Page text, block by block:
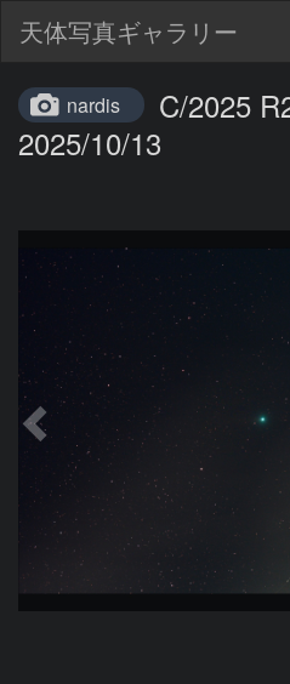
天体写真ギャラリー
nardis
C/2025
2025/10/13